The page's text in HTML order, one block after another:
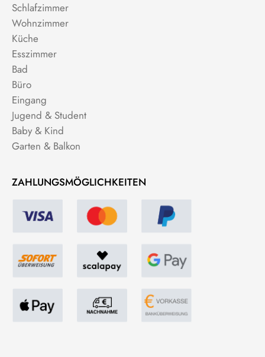
Schlafzimmer
Wohnzimmer
Küche
Esszimmer
Bad
Büro
Eingang
Jugend & Student
Baby & Kind
Garten & Balkon
ZAHLUNGSMÖGLICHKEITEN